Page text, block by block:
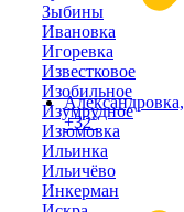
Александровка,
+32°
Зыбины
Ивановка
Игоревка
Известковое
Изобильное
Изумрудное
Изюмовка
Ильинка
Ильичёво
Инкерман